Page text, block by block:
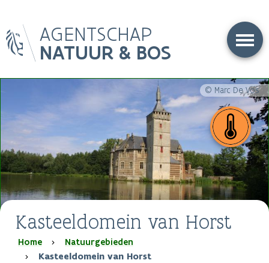
en
naar
AGENTSCHAP
NATUUR & BOS
© Marc De Vos
Kasteeldomein van Horst
Kruimelpad
Home
Natuurgebieden
Kasteeldomein van Horst